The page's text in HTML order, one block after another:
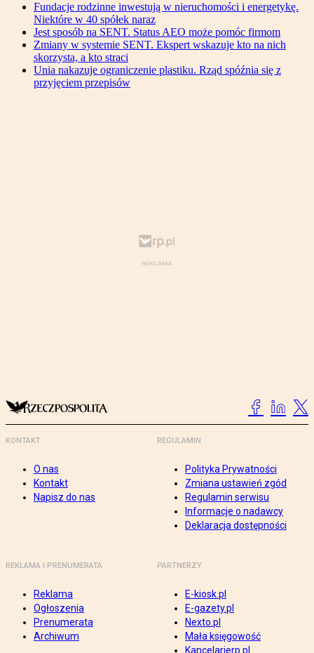
Fundacje rodzinne inwestują w nieruchomości i energetykę.
Niektóre w 40 spółek naraz
Jest sposób na SENT. Status AEO może pomóc firmom
Zmiany w systemie SENT. Ekspert wskazuje kto na nich
skorzysta, a kto straci
Unia nakazuje ograniczenie plastiku. Rząd spóźnia się z
przyjęciem przepisów
KONTAKT
O nas
Kontakt
Napisz do nas
REGULAMIN
Polityka Prywatności
Zmiana ustawień zgód
Regulamin serwisu
Informacje o nadawcy
Deklaracja dostępności
REKLAMA I PRENUMERATA
Reklama
Ogłoszenia
Prenumerata
Archiwum
PARTNERZY
E-kiosk.pl
E-gazety.pl
Nexto.pl
Mała księgowość
Kancelarierp.pl